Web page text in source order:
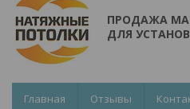
ПРОДАЖА
ДЛЯ
Главная Отзывы